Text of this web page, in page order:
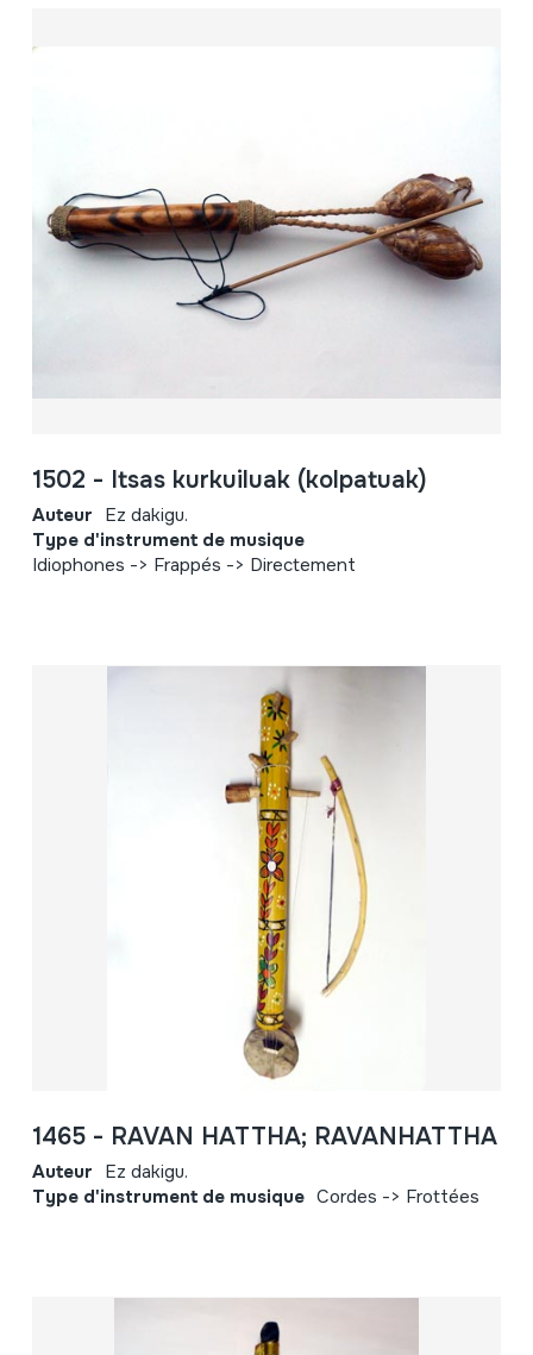
1502 - Itsas kurkuiluak (kolpatuak)
Auteur Ez dakigu.
Type d'instrument de musique
Idiophones -> Frappés -> Directement
1465 - RAVAN HATTHA; RAVANHATTHA
Auteur Ez dakigu.
Type d'instrument de musique Cordes -> Frottées